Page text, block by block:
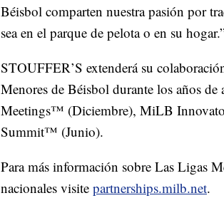
Béisbol comparten nuestra pasión por
sea en el parque de pelota o en su
STOUFFER’S extenderá su
Menores de Béisbol durante los años
Meetings™ (Diciembre), MiLB
Summit™ (Junio).
Para más información sobre Las Ligas
nacionales visite partnerships.milb.net.